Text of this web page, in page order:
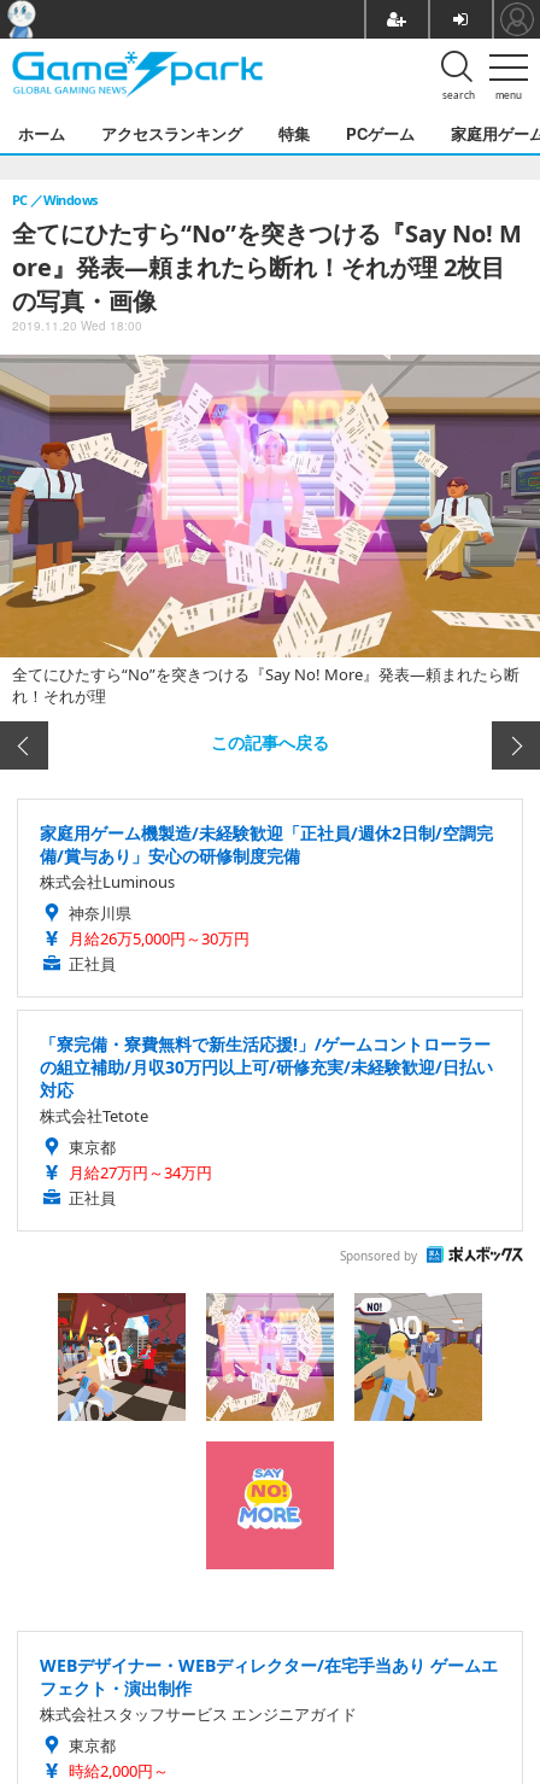
menu
search
ホーム アクセスランキング 特集 PCゲーム 家庭用ゲー
全てにひたすら“No”を突きつける『Say No! M
ore』発表―頼まれたら断れ！それが理 2枚目
の写真・画像
PC Windows
2019.11.20 Wed 18:00
全てにひたすら“No”を突きつける『Say No! More』発表―頼まれたら断
れ！それが理
この記事へ戻る
家庭用ゲーム機製造/未経験歓迎「正社員/週休2日制/空調完
備/賞与あり」安心の研修制度完備
株式会社Luminous
神奈川県
月給26万5,000円～30万円
正社員
「寮完備・寮費無料で新生活応援!」/ゲームコントローラー
の組立補助/月収30万円以上可/研修充実/未経験歓迎/日払い
対応
株式会社Tetote
東京都
月給27万円～34万円
正社員
Sponsored by
WEBデザイナー・WEBディレクター/在宅手当あり ゲームエ
フェクト・演出制作
株式会社スタッフサービス エンジニアガイド
東京都
時給2,000円～